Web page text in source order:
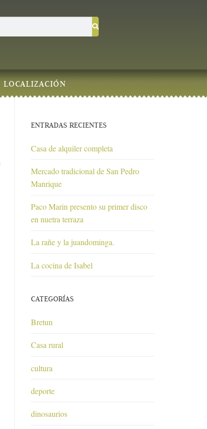
LOCALIZACIÓN
ENTRADAS RECIENTES
Casa de alquiler completa
Mercado tradicional de San Pedro
Manrique
Paco Marin presento su primer disco
en nuetra terraza
La rañe y la juandominga.
La cocina de Isabel
CATEGORÍAS
Bretun
Casa rural
cultura
deporte
dinosaurios